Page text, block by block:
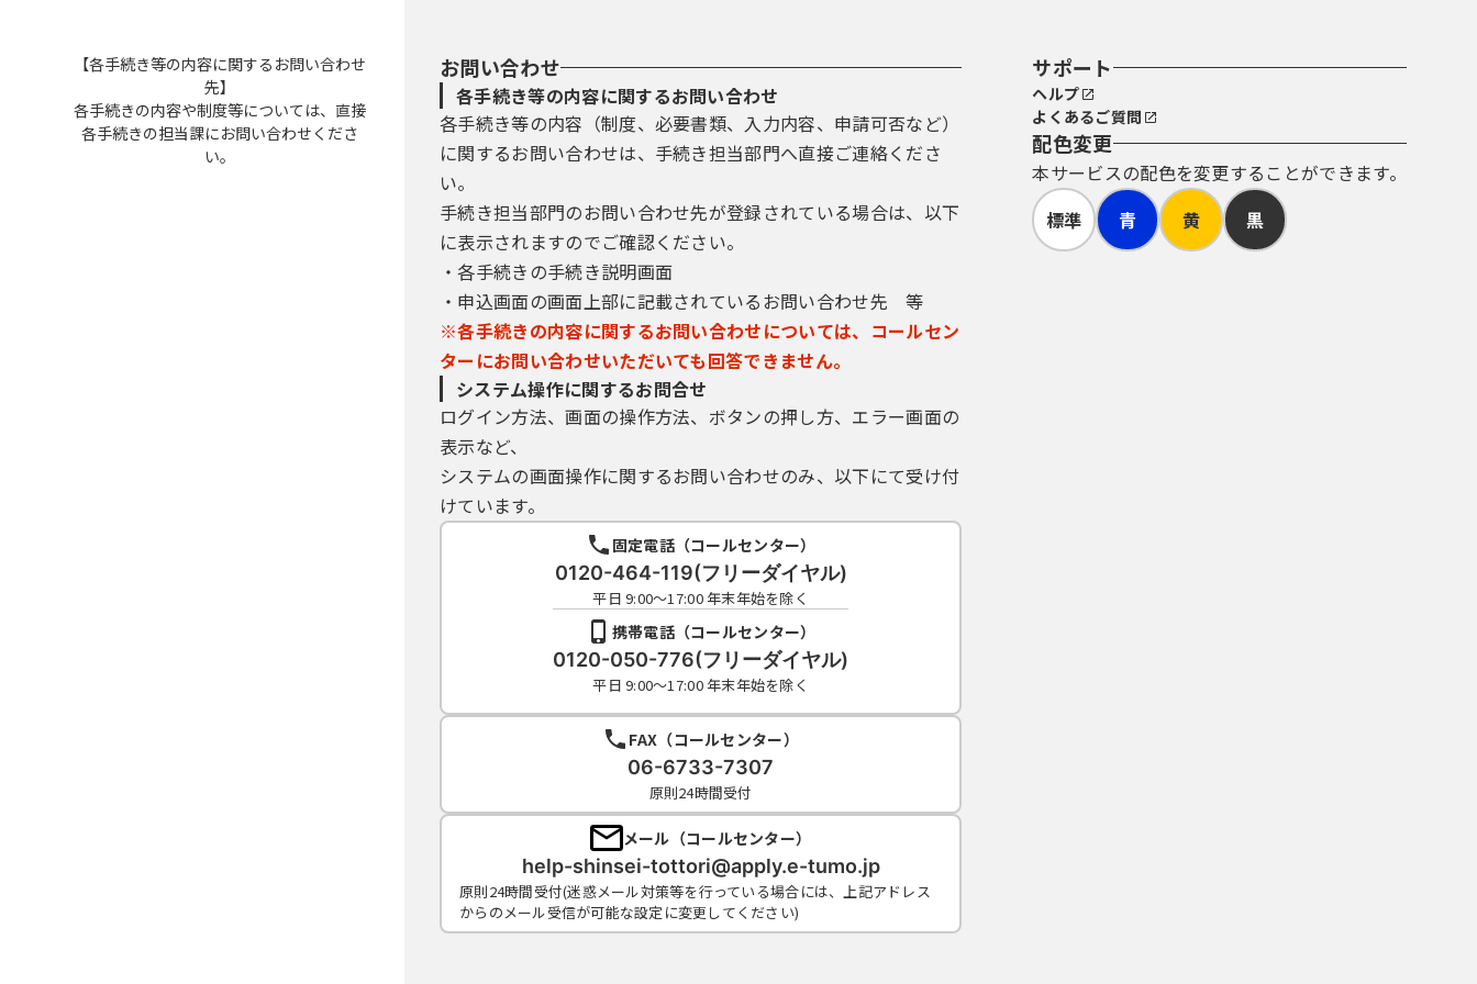
【各手続き等の内容に関するお問い合わせ
先】
各手続きの内容や制度等については、直接
各手続きの担当課にお問い合わせくださ
い。
お問い合わせ
各手続き等の内容に関するお問い合わせ
各手続き等の内容（制度、必要書類、入力内容、申請可否など）
に関するお問い合わせは、手続き担当部門へ直接ご連絡くださ
い。
手続き担当部門のお問い合わせ先が登録されている場合は、以下
に表示されますのでご確認ください。
・各手続きの手続き説明画面
・申込画面の画面上部に記載されているお問い合わせ先 等
※各手続きの内容に関するお問い合わせについては、コールセン
ターにお問い合わせいただいても回答できません。
システム操作に関するお問合せ
ログイン方法、画面の操作方法、ボタンの押し方、エラー画面の
表示など、
システムの画面操作に関するお問い合わせのみ、以下にて受け付
けています。
固定電話（コールセンター）
0120-464-119(フリーダイヤル)
平日 9:00～17:00 年末年始を除く
携帯電話（コールセンター）
0120-050-776(フリーダイヤル)
平日 9:00～17:00 年末年始を除く
FAX（コールセンター）
06-6733-7307
原則24時間受付
メール（コールセンター）
help-shinsei-tottori@apply.e-tumo.jp
原則24時間受付(迷惑メール対策等を行っている場合には、上記アドレス
からのメール受信が可能な設定に変更してください)
サポート
ヘルプ
よくあるご質問
配色変更
本サービスの配色を変更することができます。
標準
青 黄 黒